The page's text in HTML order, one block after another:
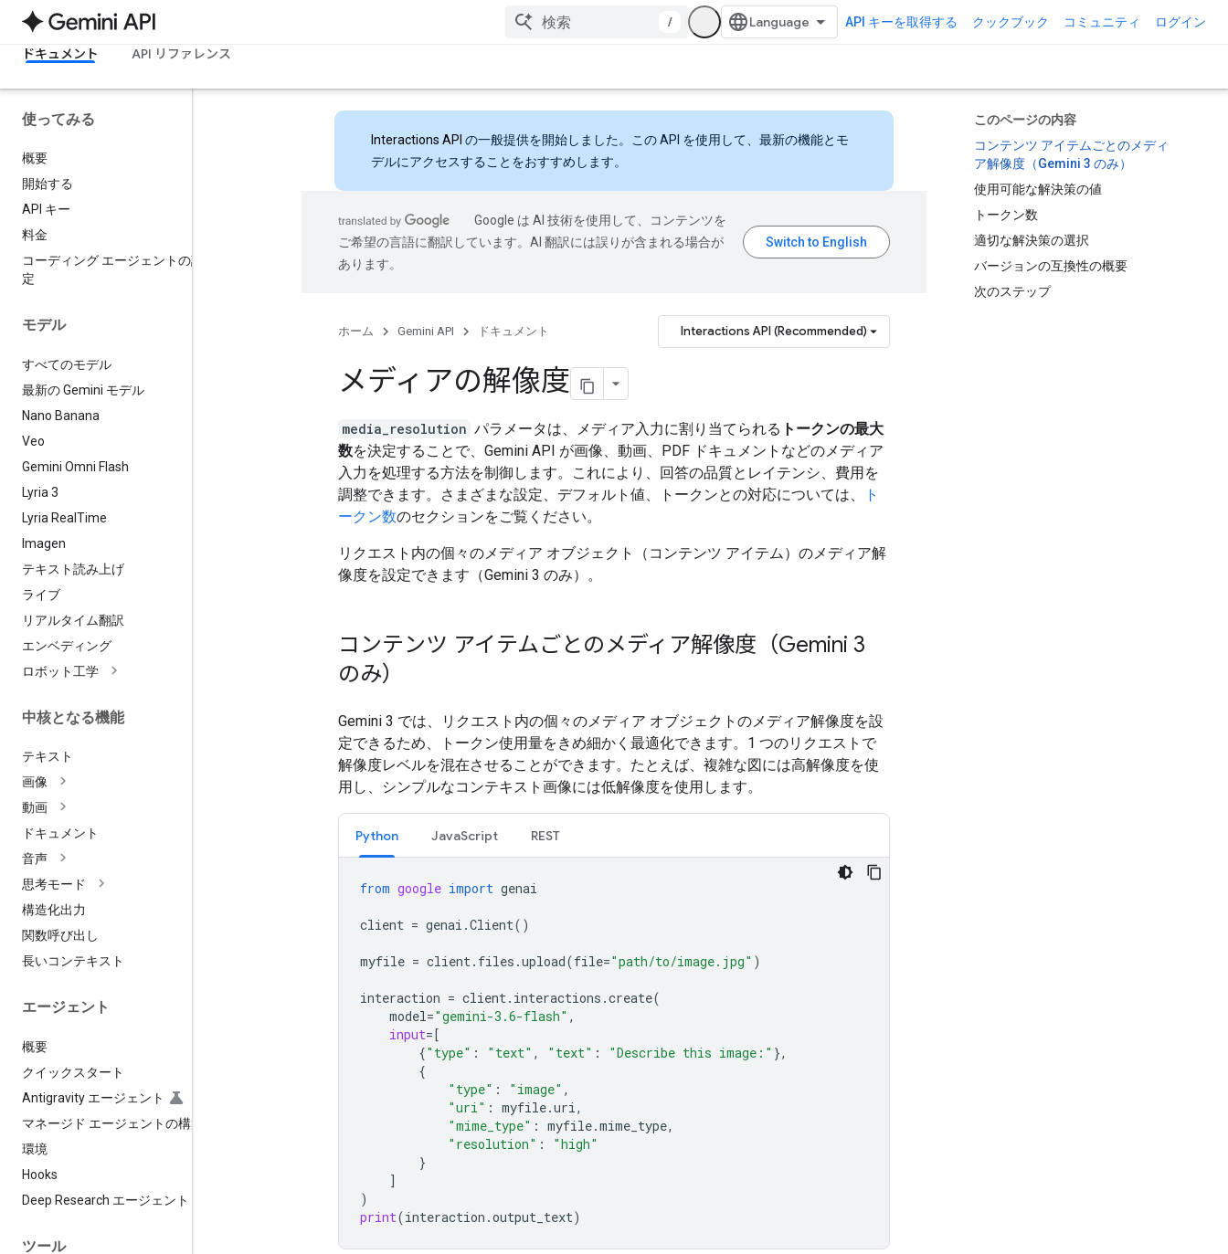
/ API キーを取得する クックブック コミュニティ ログイン
ドキュメント API リファレンス
使ってみる
概要
開始する
API キー
料金
コーディング エージェントの設
定
モデル
すべてのモデル
最新の Gemini モデル
Nano Banana
Veo
Gemini Omni Flash
Lyria 3
Lyria Real Time
Imagen
テキスト読み上げ
ライブ
リアルタイム翻訳
エンベディング
ロボット工学
中核となる機能
テキスト
画像
動画
ドキュメント
音声
思考モード
構造化出力
関数呼び出し
長いコンテキスト
エージェント
概要
クイックスタート
Antigravity エージェント
マネージド エージェントの構築
環境
Hooks
Deep Research エージェント
ツール
このページの内容
コンテンツ アイテムごとのメディ
ア解像度（Gemini 3 のみ）
使用可能な解決策の値
トークン数
適切な解決策の選択
バージョンの互換性の概要
次のステップ
Interactions API の一般提供を開始しました。この API を使用して、最新の機能とモ
デルにアクセスすることをおすすめします。
Google は AI 技術を使用して、コンテンツを
ご希望の言語に翻訳しています。AI 翻訳には誤りが含まれる場合が
あります。
ホーム Gemini API ドキュメント Interactions API (Recommended)
メディアの解像度
media_resolution パラメータは、メディア入力に割り当てられる トークンの最大
数を決定することで、Gemini API が画像、動画、PDF ドキュメントなどのメディア
入力を処理する方法を制御します。これにより、回答の品質とレイテンシ、費用を
調整できます。さまざまな設定、デフォルト値、トークンとの対応については、
ト
ークン数のセクションをご覧ください。
リクエスト内の個々のメディア オブジェクト（コンテンツ アイテム）のメディア解
像度を設定できます（Gemini 3 のみ）。
コンテンツ アイテムごとのメディア解像度（Gemini 3
のみ）
Gemini 3 では、リクエスト内の個々のメディア オブジェクトのメディア解像度を設
定できるため、トークン使用量をきめ細かく最適化できます。1 つのリクエストで
解像度レベルを混在させることができます。たとえば、複雑な図には高解像度を使
用し、シンプルなコンテキスト画像には低解像度を使用します。
Python JavaScript REST
from google import genai
client = genai .Client()
myfile = client. files .upload(file="path/to/image.jpg" )
interaction = client. interactions .create(
model="gemini-3.6-flash" ,
input=[
{"type" : "text" , "text" : "Describe this image:" },
{
"type" : "image" ,
"uri" : myfile.uri,
"mime_type" : myfile.mime_type,
"resolution" :
"high"
}
]
)
print(interaction .output_text)